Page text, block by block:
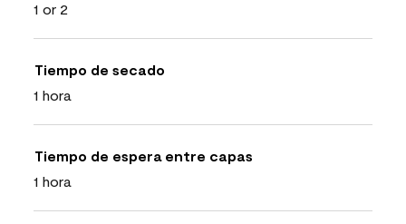
1 or 2
Tiempo de secado
1 hora
Tiempo de espera entre capas
1 hora